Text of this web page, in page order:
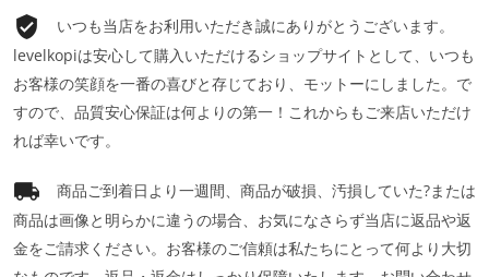
いつも当店をお利用いただき誠にありがとうございます。
levelkopiは安心して購入いただけるショップサイトとして、いつも
お客様の笑顔を一番の喜びと存じており、モットーにしました。で
すので、品質安心保証は何よりの第一！これからもご来店いただけ
れば幸いです。
商品ご到着日より一週間、商品が破損、汚損していた?または
商品は画像と明らかに違うの場合、お気になさらず当店に返品や返
金をご請求ください。お客様のご信頼は私たちにとって何より大切